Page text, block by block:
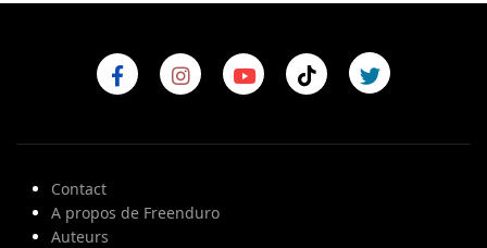
Contact
A propos de Freenduro
Auteurs